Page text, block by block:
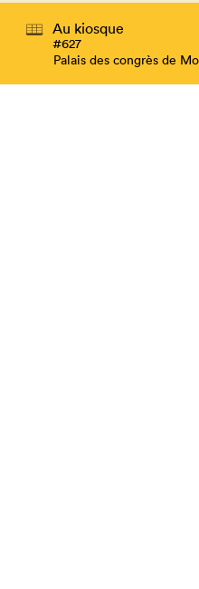
Au kiosque
#627
Palais des congrès de